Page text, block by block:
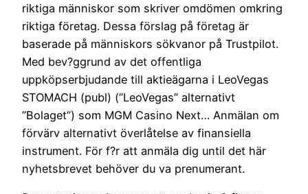
riktiga människor som skriver omdömen omkring
riktiga företag. Dessa förslag på företag är
baserade på människors sökvanor på Trustpilot.
Med bev?ggrund av det offentliga
uppköpserbjudande till aktieägarna i LeoVegas
STOMACH (publ) (”LeoVegas” alternativt
”Bolaget”) som MGM Casino Next… Anmälan om
förvärv alternativt överlåtelse av finansiella
instrument. För f?r att anmäla dig until det här
nyhetsbrevet behöver du va prenumerant.